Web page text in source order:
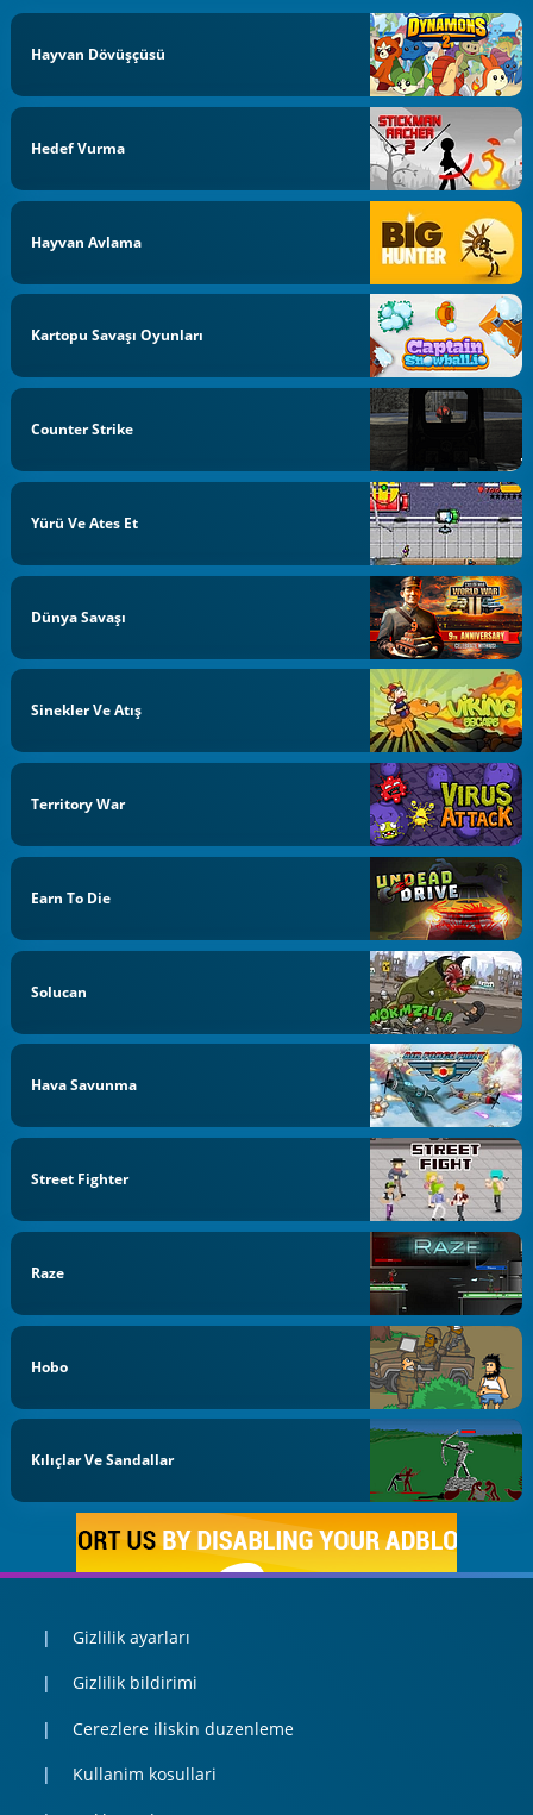
Hayvan Dövüşçüsü
Hedef Vurma
Hayvan Avlama
Kartopu Savaşı Oyunları
Counter Strike
Yürü Ve Ates Et
Dünya Savaşı
Sinekler Ve Atış
Territory War
Earn To Die
Solucan
Hava Savunma
Street Fighter
Raze
Hobo
Kılıçlar Ve Sandallar
Gizlilik ayarları
Gizlilik bildirimi
Cerezlere iliskin duzenleme
Kullanim kosullari